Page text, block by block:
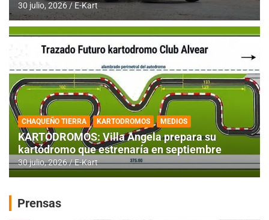
30 julio, 2026 E-Kart
CHAQUEÑO TIERRA KARTODROMOS MEDIOS
KARTODROMOS: Villa Angela prepara su
kartódromo que estrenaría en septiembre
30 julio, 2026 E-Kart
Prensas